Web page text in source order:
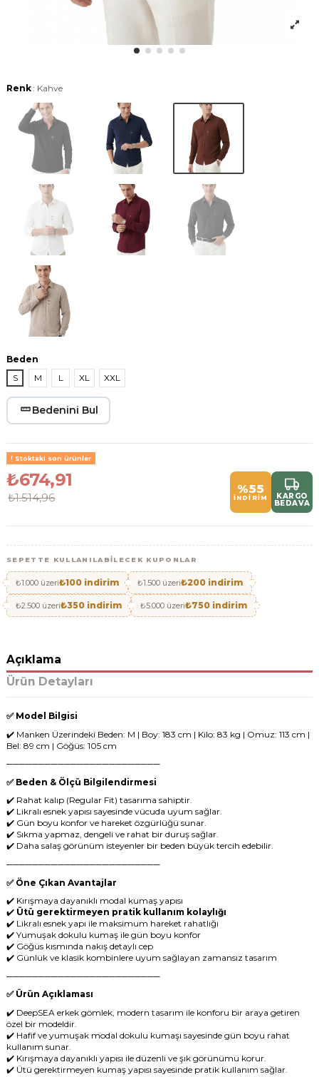
Renk: Kahve
Siyah Lacivert Kahve
Beyaz Bordo Füme
Bej
Beden
S
M L XL XXL
Bedenini Bul
Stoktaki son ürünler
₺674,91
₺1.514,96
%55
İNDİRİM KARGO
BEDAVA
SEPETTE KULLANILABILECEK KUPONLAR
₺1.000 üzeri₺100 indirim ₺1.500 üzeri₺200 indirim
₺2.500 üzeri₺350 indirim ₺5.000 üzeri₺750 indirim
Açıklama
Ürün Detayları
✅ Model Bilgisi
✔️ Manken Üzerindeki Beden: M | Boy: 183 cm | Kilo: 83 kg | Omuz: 113 cm |
Bel: 89 cm | Göğüs: 105 cm
────────────────────────
✅ Beden & Ölçü Bilgilendirmesi
✔️ Rahat kalıp (Regular Fit) tasarıma sahiptir.
✔️ Likralı esnek yapısı sayesinde vücuda uyum sağlar.
✔️ Gün boyu konfor ve hareket özgürlüğü sunar.
✔️ Sıkma yapmaz, dengeli ve rahat bir duruş sağlar.
✔️ Daha salaş görünüm isteyenler bir beden büyük tercih edebilir.
────────────────────────
✅ Öne Çıkan Avantajlar
✔️ Kırışmaya dayanıklı modal kumaş yapısı
✔️ Ütü gerektirmeyen pratik kullanım kolaylığı
✔️ Likralı esnek yapı ile maksimum hareket rahatlığı
✔️ Yumuşak dokulu kumaş ile gün boyu konfor
✔️ Göğüs kısmında nakış detaylı cep
✔️ Günlük ve klasik kombinlere uyum sağlayan zamansız tasarım
────────────────────────
✅ Ürün Açıklaması
✔️ DeepSEA erkek gömlek, modern tasarım ile konforu bir araya getiren
özel bir modeldir.
✔️ Hafif ve yumuşak modal dokulu kumaşı sayesinde gün boyu rahat
kullanım sunar.
✔️ Kırışmaya dayanıklı yapısı ile düzenli ve şık görünümü korur.
✔️ Ütü gerektirmeyen kumaş yapısı sayesinde pratik kullanım sağlar.